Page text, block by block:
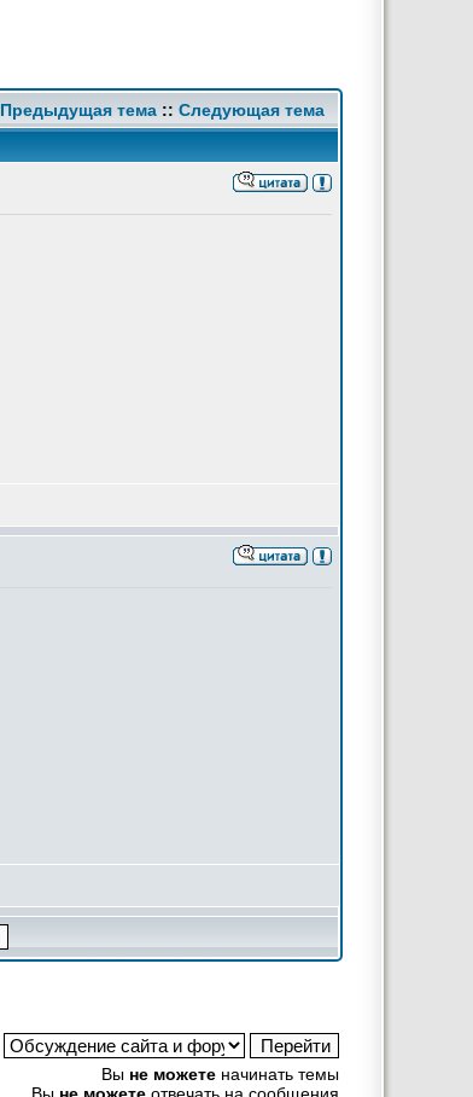
Предыдущая тема :: Следующая тема
Вы не можете начинать темы